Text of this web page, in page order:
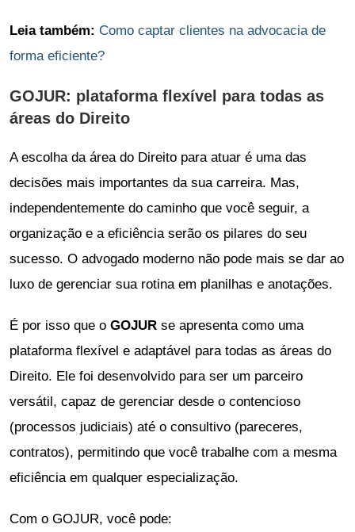
Leia também: Como captar clientes na advocacia de
forma eficiente?
GOJUR: plataforma flexível para todas as
áreas do Direito
A escolha da área do Direito para atuar é uma das
decisões mais importantes da sua carreira. Mas,
independentemente do caminho que você seguir, a
organização e a eficiência serão os pilares do seu
sucesso. O advogado moderno não pode mais se dar ao
luxo de gerenciar sua rotina em planilhas e anotações.
É por isso que o GOJUR se apresenta como uma
plataforma flexível e adaptável para todas as áreas do
Direito. Ele foi desenvolvido para ser um parceiro
versátil, capaz de gerenciar desde o contencioso
(processos judiciais) até o consultivo (pareceres,
contratos), permitindo que você trabalhe com a mesma
eficiência em qualquer especialização.
Com o GOJUR, você pode: